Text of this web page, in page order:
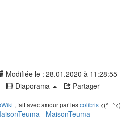
Modifiée le : 28.01.2020 à 11:28:55
Diaporama Partager
, fait avec amour par lescolibris<(^_^<)
- MaisonTeuma -